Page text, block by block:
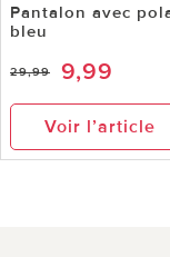
Pantalon avec
bleu
29,99 9,99
Voir l’article